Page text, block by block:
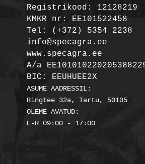
Registrikood: 12128219
KMKR nr: EE101522458
Tel: (+372) 5354 2238
info@specagra.ee
A/a
BIC: EEUHUEE2X
ASUME AADRESSIL:
Ringtee 32a, Tartu, 50105
OLEME AVATUD:
E-R 09:00 - 17:00